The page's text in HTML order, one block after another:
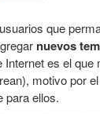
que
nuevos
Internet es el
motivo por
para ellos.